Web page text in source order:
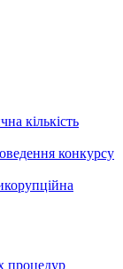
кількість
конкурсу
процедур